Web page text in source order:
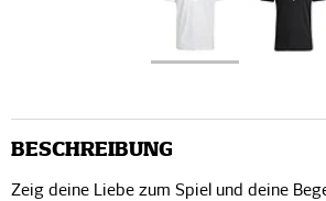
BESCHREIBUNG
Zeig deine Liebe zum Spiel und deine